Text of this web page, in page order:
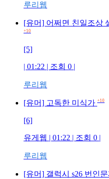
루리웹
[유머] 어쩌면 친일조상
+10
[5]
| 01:22 | 조회 0 |
루리웹
[유머] 고독한 미식가 +10
[6]
유게웹 | 01:22 | 조회 0 |
루리웹
[유머] 갤럭시 s26 번인